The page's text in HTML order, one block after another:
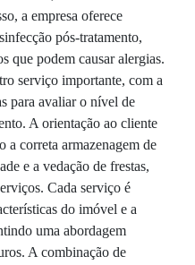
a empresa oferece
pós-tratamento,
que podem causar alergias.
serviço importante, com a
para avaliar o nível de
A orientação ao cliente
a correta armazenagem de
e a vedação de frestas,
Cada serviço é
do imóvel e a
uma abordagem
A combinação de